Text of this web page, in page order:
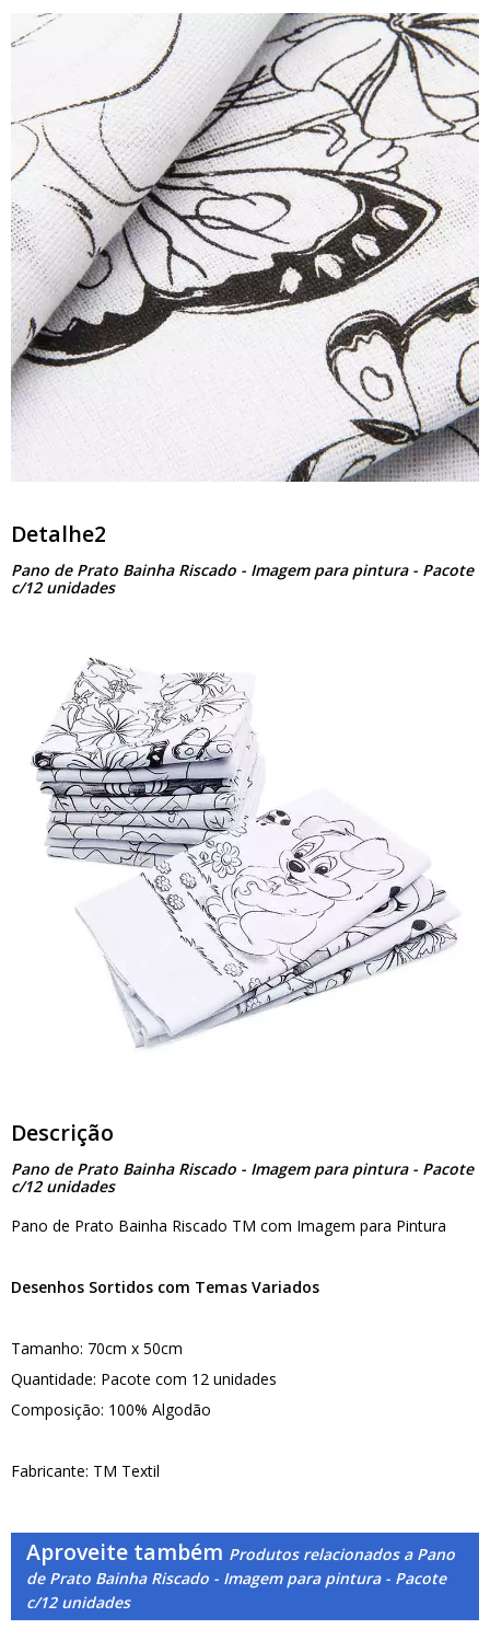
Detalhe2
Pano de Prato Bainha Riscado - Imagem para pintura - Pacote
c/12 unidades
Descrição
Pano de Prato Bainha Riscado - Imagem para pintura - Pacote
c/12 unidades
Pano de Prato Bainha Riscado TM com Imagem para Pintura
Desenhos Sortidos com Temas Variados
Tamanho: 70cm x 50cm
Quantidade: Pacote com 12 unidades
Composição: 100% Algodão
Fabricante: TM Textil
Aproveite também Produtos relacionados a Pano
de Prato Bainha Riscado - Imagem para pintura - Pacote
c/12 unidades